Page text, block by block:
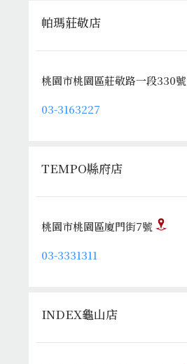
帕瑪莊敬店
桃園市桃園區莊敬路一段330號
03-3163227
TEMPO縣府店
桃園市桃園區廈門街7號
03-3331311
INDEX龜山店